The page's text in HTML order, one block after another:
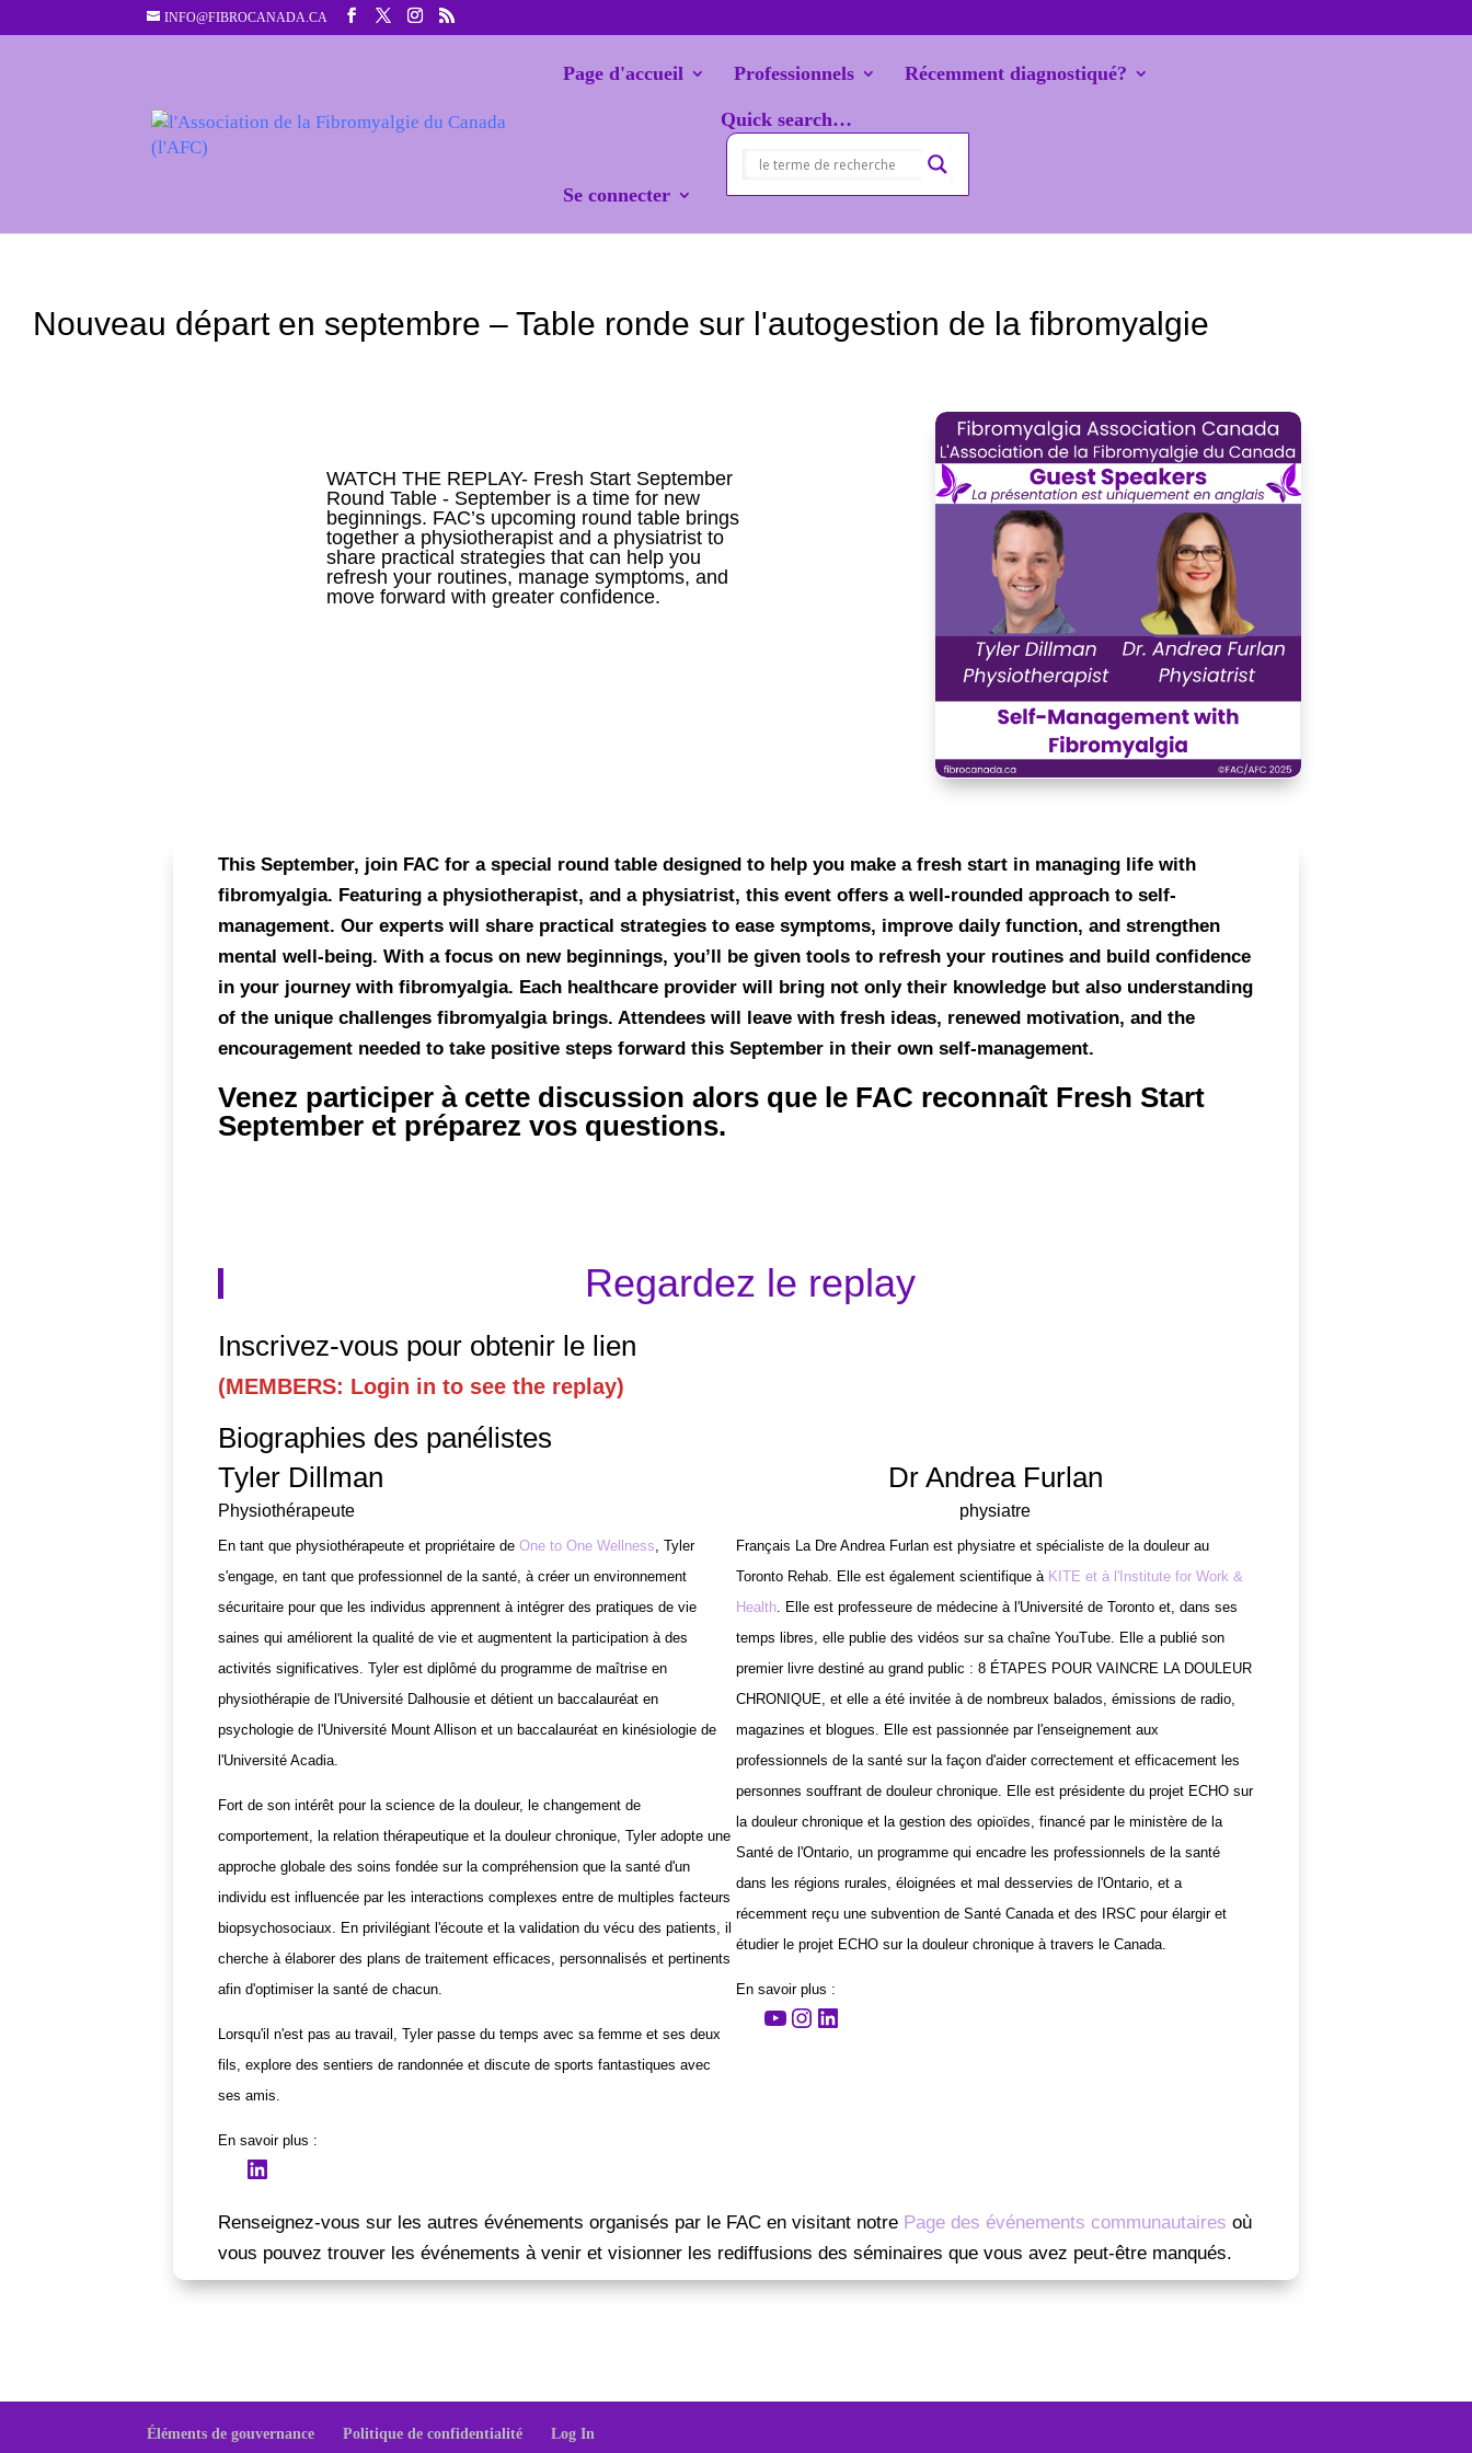
INFO@FIBROCANADA.CA
Page d'accueil Professionnels Récemment diagnostiqué?
Se connecter
Quick search…
Nouveau départ en septembre – Table ronde sur l'autogestion de la fibromyalgie
WATCH THE REPLAY- Fresh Start September
Round Table - September is a time for new
beginnings. FAC’s upcoming round table brings
together a physiotherapist and a physiatrist to
share practical strategies that can help you
refresh your routines, manage symptoms, and
move forward with greater confidence.
This September, join FAC for a special round table designed to help you make a fresh start in managing life with
fibromyalgia. Featuring a physiotherapist, and a physiatrist, this event offers a well-rounded approach to self-
management. Our experts will share practical strategies to ease symptoms, improve daily function, and strengthen
mental well-being. With a focus on new beginnings, you’ll be given tools to refresh your routines and build confidence
in your journey with fibromyalgia. Each healthcare provider will bring not only their knowledge but also understanding
of the unique challenges fibromyalgia brings. Attendees will leave with fresh ideas, renewed motivation, and the
encouragement needed to take positive steps forward this September in their own self-management.
Venez participer à cette discussion alors que le FAC reconnaît Fresh Start
September et préparez vos questions.
Regardez le replay
Inscrivez-vous pour obtenir le lien
(MEMBERS: Login in to see the replay)
Biographies des panélistes
Tyler Dillman
Physiothérapeute
En tant que physiothérapeute et propriétaire de One ​​to One Wellness, Tyler
s'engage, en tant que professionnel de la santé, à créer un environnement
sécuritaire pour que les individus apprennent à intégrer des pratiques de vie
saines qui améliorent la qualité de vie et augmentent la participation à des
activités significatives. Tyler est diplômé du programme de maîtrise en
physiothérapie de l'Université Dalhousie et détient un baccalauréat en
psychologie de l'Université Mount Allison et un baccalauréat en kinésiologie de
l'Université Acadia.
Fort de son intérêt pour la science de la douleur, le changement de
comportement, la relation thérapeutique et la douleur chronique, Tyler adopte une
approche globale des soins fondée sur la compréhension que la santé d'un
individu est influencée par les interactions complexes entre de multiples facteurs
biopsychosociaux. En privilégiant l'écoute et la validation du vécu des patients, il
cherche à élaborer des plans de traitement efficaces, personnalisés et pertinents
afin d'optimiser la santé de chacun.
Lorsqu'il n'est pas au travail, Tyler passe du temps avec sa femme et ses deux
fils, explore des sentiers de randonnée et discute de sports fantastiques avec
ses amis.
En savoir plus :
LinkedIn
Dr Andrea Furlan
physiatre
Français La Dre Andrea Furlan est physiatre et spécialiste de la douleur au
Toronto Rehab. Elle est également scientifique à KITE et à l'Institute for Work &
Health. Elle est professeure de médecine à l'Université de Toronto et, dans ses
temps libres, elle publie des vidéos sur sa chaîne YouTube. Elle a publié son
premier livre destiné au grand public : 8 ÉTAPES POUR VAINCRE LA DOULEUR
CHRONIQUE, et elle a été invitée à de nombreux balados, émissions de radio,
magazines et blogues. Elle est passionnée par l'enseignement aux
professionnels de la santé sur la façon d'aider correctement et efficacement les
personnes souffrant de douleur chronique. Elle est présidente du projet ECHO sur
la douleur chronique et la gestion des opioïdes, financé par le ministère de la
Santé de l'Ontario, un programme qui encadre les professionnels de la santé
dans les régions rurales, éloignées et mal desservies de l'Ontario, et a
récemment reçu une subvention de Santé Canada et des IRSC pour élargir et
étudier le projet ECHO sur la douleur chronique à travers le Canada.
En savoir plus :
Dr Andrea Furlan Instagram LinkedIn
Renseignez-vous sur les autres événements organisés par le FAC en visitant notre Page des événements communautaires où
vous pouvez trouver les événements à venir et visionner les rediffusions des séminaires que vous avez peut-être manqués.
Éléments de gouvernance Politique de confidentialité Log In